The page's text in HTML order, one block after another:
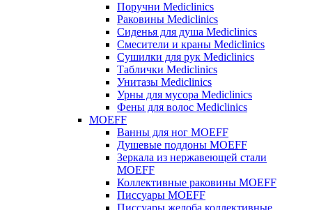
Поручни Mediclinics
Раковины Mediclinics
Сиденья для душа Mediclinics
Смесители и краны Mediclinics
Сушилки для рук Mediclinics
Таблички Mediclinics
Унитазы Mediclinics
Урны для мусора Mediclinics
Фены для волос Mediclinics
MOEFF
Ванны для ног MOEFF
Душевые поддоны MOEFF
Зеркала из нержавеющей стали
MOEFF
Коллективные раковины MOEFF
Писсуары MOEFF
Писсуары желоба коллективные